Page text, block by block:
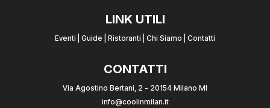
LINK UTILI
Eventi Guide Ristoranti Chi Siamo Contatti
CONTATTI
Via Agostino Bertani, 2 - 20154 Milano MI
info@coolinmilan.it